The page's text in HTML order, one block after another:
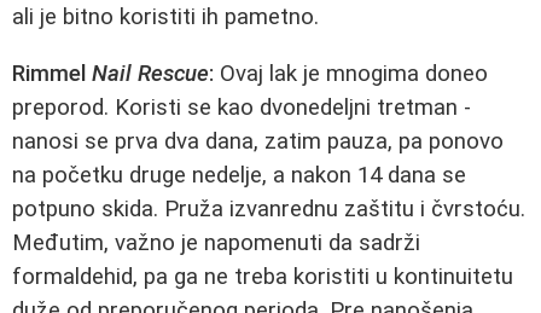
ali je bitno koristiti ih pametno.
Rimmel Nail Rescue: Ovaj lak je mnogima doneo
preporod. Koristi se kao dvonedeljni tretman -
nanosi se prva dva dana, zatim pauza, pa ponovo
na početku druge nedelje, a nakon 14 dana se
potpuno skida. Pruža izvanrednu zaštitu i čvrstoću.
Međutim, važno je napomenuti da sadrži
formaldehid, pa ga ne treba koristiti u kontinuitetu